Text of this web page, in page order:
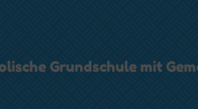
Grundschule mit